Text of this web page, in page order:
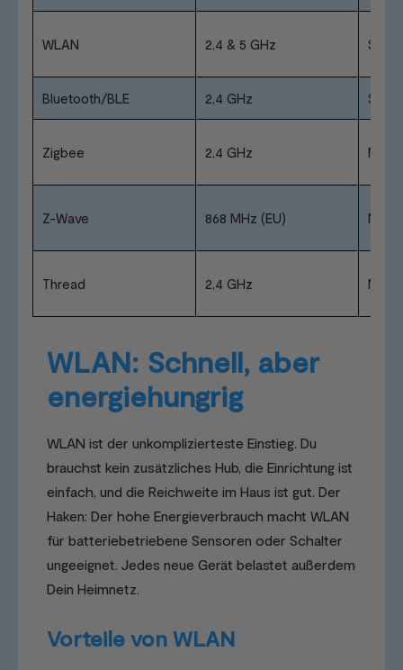
WLAN 2,4 & 5 GHz Stern
Bluetooth/BLE 2,4 GHz Stern
Zigbee 2,4 GHz Mesh
Z-Wave 868 MHz (EU) Mesh
Thread 2,4 GHz Mesh
WLAN: Schnell, aber
energiehungrig
WLAN ist der unkomplizierteste Einstieg. Du
brauchst kein zusätzliches Hub, die Einrichtung ist
einfach, und die Reichweite im Haus ist gut. Der
Haken: Der hohe Energieverbrauch macht WLAN
für batteriebetriebene Sensoren oder Schalter
ungeeignet. Jedes neue Gerät belastet außerdem
Dein Heimnetz.
Vorteile von WLAN